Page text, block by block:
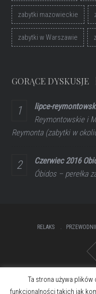
zabytki mazowieckie
zabytki w Warszawie
GORĄCE DYSKUSJE
lipce-
Reymontowskie i
Reymonta (zabytki w
Czerwiec 2016
Óbidos – perełka
RELAKS
Ta strona używa
funkcjonalności takich jak